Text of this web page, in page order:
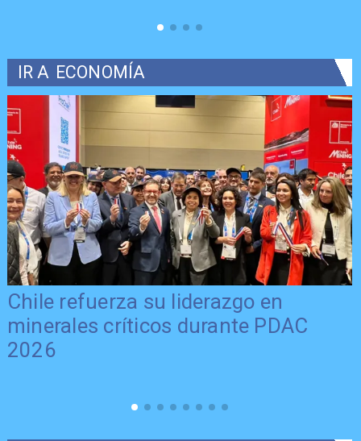
IR A ECONOMÍA
Chile refuerza su liderazgo en
minerales críticos durante PDAC
2026